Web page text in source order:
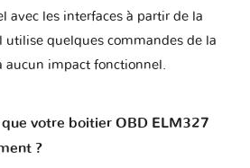
avec les interfaces à partir de la
utilise quelques commandes de la
impact fonctionnel.
votre boitier OBD ELM327
?